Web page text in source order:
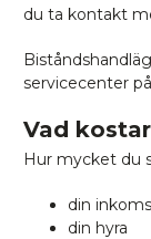
du ta kontakt
servicecenter
Vad
Hur mycket du
din
din hyra